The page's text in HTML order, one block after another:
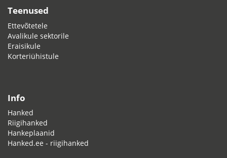
Teenused
Ettevõtetele
Avalikule sektorile
Eraisikule
Korteriühistule
Info
Hanked
Riigihanked
Hankeplaanid
Hanked.ee - riigihanked